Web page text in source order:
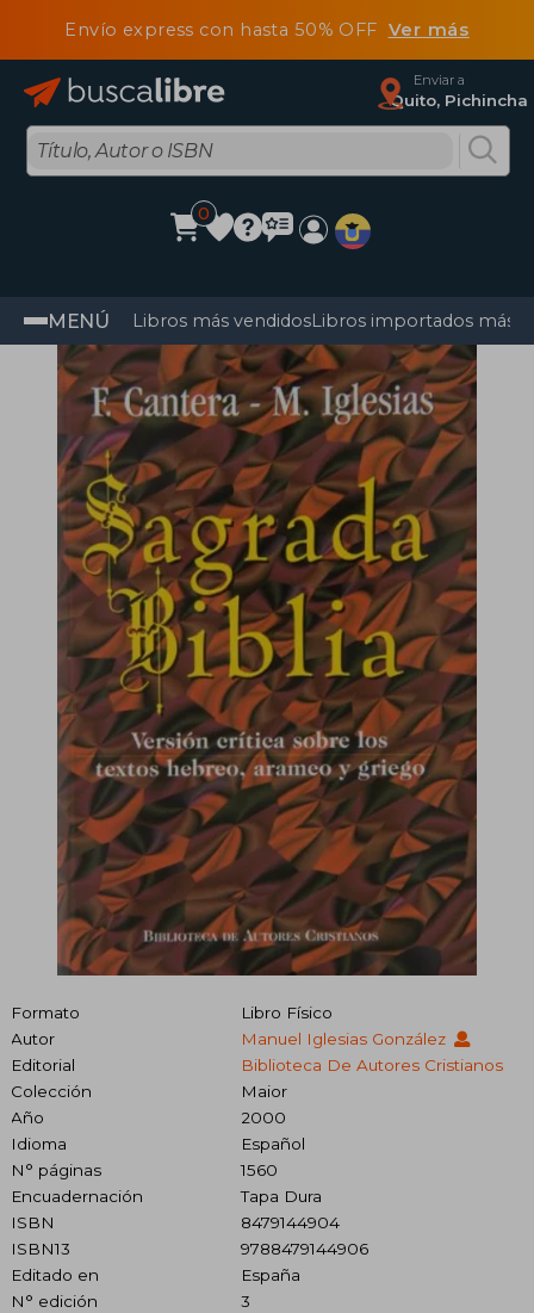
Envío express con hasta 50% OFF Ver más
Enviar a
Quito, Pichincha
0
MENÚ Libros más vendidosLibros importados más
Formato
Libro Físico
Autor
Manuel Iglesias González
Editorial
Biblioteca De Autores Cristianos
Colección
Maior
Año
2000
Idioma
Español
N° páginas
1560
Encuadernación
Tapa Dura
ISBN
8479144904
ISBN13
9788479144906
Editado en
España
N° edición
3